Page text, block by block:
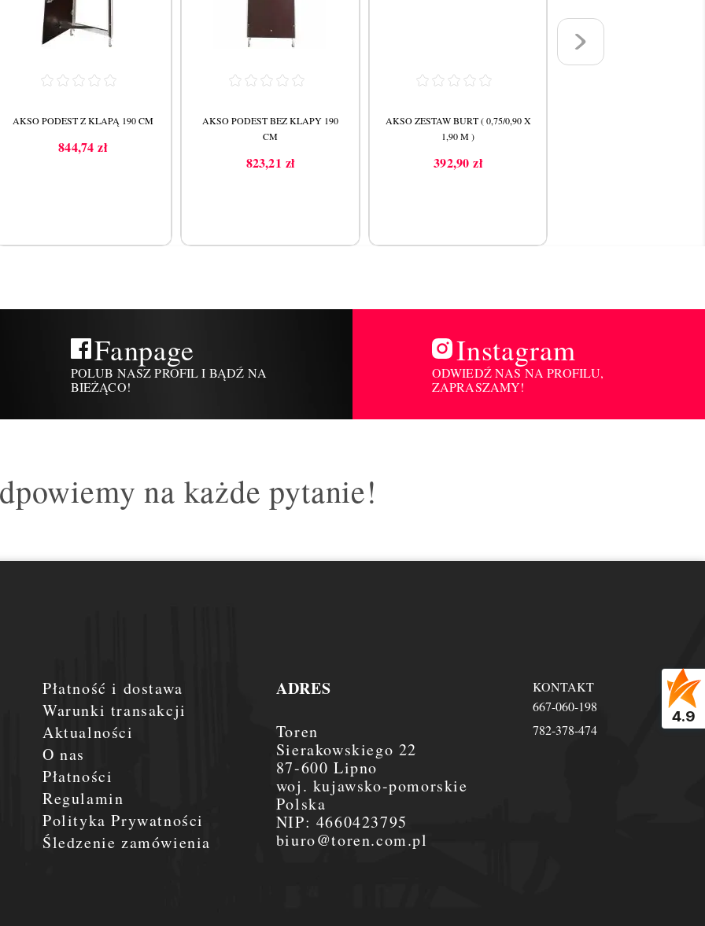
AKSO PODEST Z KLAPĄ 190 CM
Cena
844,74 zł
AKSO PODEST BEZ KLAPY 190
CM
Cena
823,21 zł
AKSO ZESTAW BURT ( 0,75/0,90 X
1,90 M )
Cena
392,90 zł
4.9
Fanpage
POLUB NASZ PROFIL I BĄDŹ NA
BIEŻĄCO!
Instagram
ODWIEDŹ NAS NA PROFILU,
ZAPRASZAMY!
na każde pytanie!
Płatność i dostawa
Warunki transakcji
Aktualności
O nas
Płatności
Regulamin
Polityka Prywatności
Śledzenie zamówienia
ADRES
Toren
Sierakowskiego 22
87-600 Lipno
woj. kujawsko-pomorskie
Polska
NIP: 4660423795
biuro@toren.com.pl
KONTAKT
667-060-198
782-378-474